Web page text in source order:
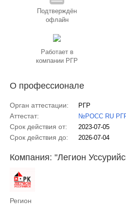
Подтверждён
офлайн
Работает в
компании РГР
О профессионале
Орган аттестации: РГР
Аттестат: №РОСС RU
Срок действия от: 2023-07-05
Срок действия до: 2026-07-04
Компания: "Легион
Регион